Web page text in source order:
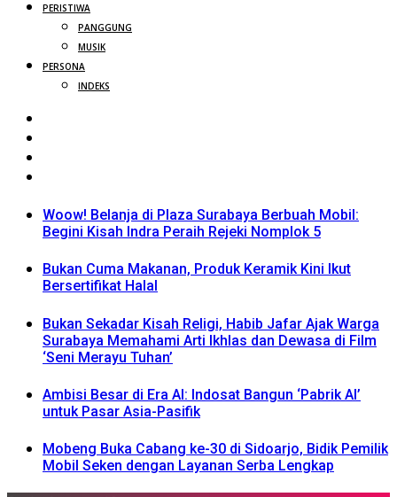
PERISTIWA
PANGGUNG
MUSIK
PERSONA
INDEKS
Woow! Belanja di Plaza Surabaya Berbuah Mobil:
Begini Kisah Indra Peraih Rejeki Nomplok 5
Bukan Cuma Makanan, Produk Keramik Kini Ikut
Bersertifikat Halal
Bukan Sekadar Kisah Religi, Habib Jafar Ajak Warga
Surabaya Memahami Arti Ikhlas dan Dewasa di Film
‘Seni Merayu Tuhan’
Ambisi Besar di Era AI: Indosat Bangun ‘Pabrik AI’
untuk Pasar Asia-Pasifik
Mobeng Buka Cabang ke-30 di Sidoarjo, Bidik Pemilik
Mobil Seken dengan Layanan Serba Lengkap